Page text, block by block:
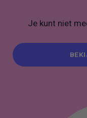
Je kunt niet